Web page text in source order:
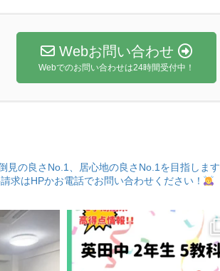
Webお問い合わせ
Webでのお問い合わせは24時間受付中！
見の良さNo.1、居心地の良さNo.1を目指します
求はHPかお電話でお問い合わせください！